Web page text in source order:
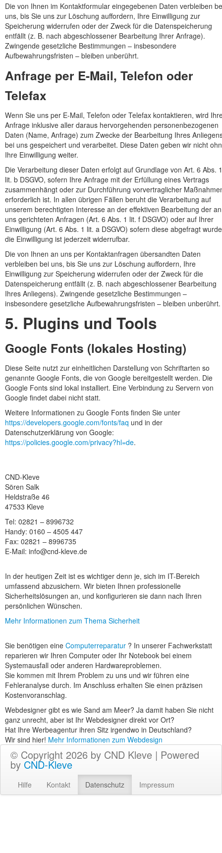
Die von Ihnen im Kontaktformular eingegebenen Daten verbleiben
uns, bis Sie uns zur Löschung auffordern, Ihre Einwilligung zur
Speicherung widerrufen oder der Zweck für die Datenspeicherung
entfällt (z. B. nach abgeschlossener Bearbeitung Ihrer Anfrage).
Zwingende gesetzliche Bestimmungen – insbesondere
Aufbewahrungsfristen – bleiben unberührt.
Anfrage per E-Mail, Telefon oder
Telefax
Wenn Sie uns per E-Mail, Telefon oder Telefax kontaktieren, wird
Anfrage inklusive aller daraus hervorgehenden personenbezogenen
Daten (Name, Anfrage) zum Zwecke der Bearbeitung Ihres
bei uns gespeichert und verarbeitet. Diese Daten geben wir nicht
Ihre Einwilligung weiter.
Die Verarbeitung dieser Daten erfolgt auf Grundlage von Art. 6 Abs. 1
lit. b DSGVO, sofern Ihre Anfrage mit der Erfüllung eines Vertrags
zusammenhängt oder zur Durchführung vorvertraglicher
erforderlich ist. In allen übrigen Fällen beruht die Verarbeitung auf
unserem berechtigten Interesse an der effektiven Bearbeitung der an
uns gerichteten Anfragen (Art. 6 Abs. 1 lit. f DSGVO) oder auf Ihrer
Einwilligung (Art. 6 Abs. 1 lit. a DSGVO) sofern diese abgefragt
die Einwilligung ist jederzeit widerrufbar.
Die von Ihnen an uns per Kontaktanfragen übersandten Daten
verbleiben bei uns, bis Sie uns zur Löschung auffordern, Ihre
Einwilligung zur Speicherung widerrufen oder der Zweck für die
Datenspeicherung entfällt (z. B. nach abgeschlossener Bearbeitung
Ihres Anliegens). Zwingende gesetzliche Bestimmungen –
insbesondere gesetzliche Aufbewahrungsfristen – bleiben unberührt.
5. Plugins und Tools
Google Fonts (lokales Hosting)
Diese Seite nutzt zur einheitlichen Darstellung von Schriftarten so
genannte Google Fonts, die von Google bereitgestellt werden. Die
Google Fonts sind lokal installiert. Eine Verbindung zu Servern von
Google findet dabei nicht statt.
Weitere Informationen zu Google Fonts finden Sie unter
https://developers.google.com/fonts/faq und in der
Datenschutzerklärung von Google:
https://policies.google.com/privacy?hl=de.
CND-Kleve
Sören Salk
Heldstraße 46
47533 Kleve
Tel: 02821 – 8996732
Handy: 0160 – 4505 447
Fax: 02821 – 8996735
E-Mail: info@cnd-kleve.de
In der heutigen Zeit ist es wichtiger denn je, sich im IT-Bereich
umfassend abzusichern. Wir bieten Ihnen professionelle
Sicherheitslösungen an, und konfigurieren sie dann nach Ihren
persönlichen Wünschen.
Mehr Informationen zum Thema Sicherheit
Sie benötigen eine Computerreparatur? In unserer Fachwerkstatt
reparieren wir Ihren Computer oder Ihr Notebook bei einem
Systemausfall oder anderen Hardwareproblemen.
Sie kommen mit Ihrem Problem zu uns und wir führen eine
Fehleranalyse durch. Im Anschluss erhalten Sie einen präzisen
Kostenvoranschlag.
Webdesigner gibt es wie Sand am Meer? Ja damit haben Sie nicht
ganz unrecht, aber ist Ihr Webdesigner direkt vor Ort?
Hat Ihre Werbeagentur ihren Sitz irgendwo in Deutschland?
Wir sind hier! Mehr Informationen zum Webdesign
© Copyright 2026 by CND Kleve | Powered
by CND-Kleve
Hilfe Kontakt Datenschutz Impressum